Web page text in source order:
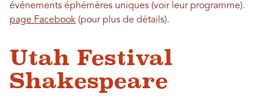
événements éphémères uniques (voir leur programme).
page Facebook (pour plus de détails).
Utah Festival
Shakespeare